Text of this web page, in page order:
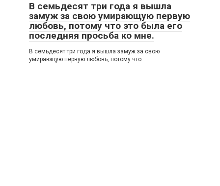
В семьдесят три года я вышла
замуж за свою умирающую первую
любовь, потому что это была его
последняя просьба ко мне.
В семьдесят три года я вышла замуж за свою
умирающую первую любовь, потому что